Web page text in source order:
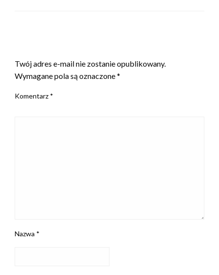
Twój adres e-mail nie zostanie opublikowany.
Wymagane pola są oznaczone*
Komentarz *
Nazwa *